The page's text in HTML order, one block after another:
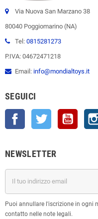
Via Nuova San Marzano 38
80040 Poggiomarino (NA)
Tel: 0815281273
P.IVA: 04672471218
Email: info@mondialtoys.it
SEGUICI
Facebook Twitter
NEWSLETTER
Puoi annullare l'iscrizione in ogni
contatto nelle note legali.